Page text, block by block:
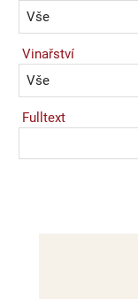
Vinařství
Fulltext